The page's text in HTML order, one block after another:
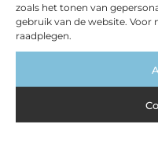
zoals het tonen van
gebruik van de website.
raadplegen.
Duik in de boeiende
die we voor je
uiteenlopende